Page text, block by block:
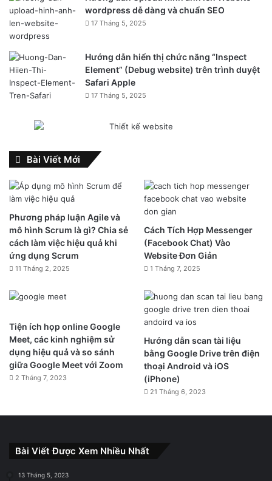
wordpress dễ dàng và chuẩn SEO
17 Tháng 5, 2025
Hướng dẫn hiển thị chức năng “Inspect
Element” (Debug website) trên trình duyệt
Safari Apple
17 Tháng 5, 2025
Bài Viết Mới
Phương pháp luận Agile và
mô hình Scrum là gì? Chia sẻ
cách làm việc hiệu quả khi
ứng dụng Scrum
11 Tháng 2, 2025
Cách Tích Hợp Messenger
(Facebook Chat) Vào
Website Đơn Giản
1 Tháng 7, 2025
Tiện ích họp online Google
Meet, các kinh nghiệm sử
dụng hiệu quả và so sánh
giữa Google Meet với Zoom
2 Tháng 7, 2023
Hướng dẫn scan tài liệu
bằng Google Drive trên điện
thoại Android và iOS
(iPhone)
21 Tháng 6, 2023
Bài Viết Được Xem Nhiều Nhất
13 Tháng 5, 2023